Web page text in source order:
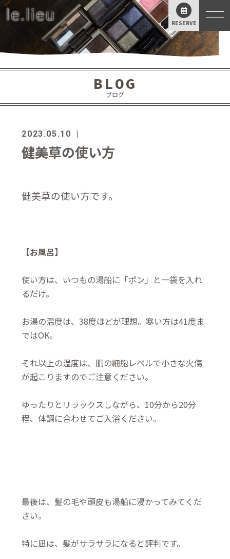
RESERVE
BLOG
ブログ
2023.05.10
健美草の使い方
健美草の使い方です。
【お風呂】
使い方は、いつもの湯船に「ポン」と一袋を入れ
るだけ。
お湯の温度は、38度ほどが理想。寒い方は41度ま
ではOK。
それ以上の温度は、肌の細胞レベルで小さな火傷
が起こりますのでご注意ください。
ゆったりとリラックスしながら、10分から20分
程、体調に合わせてご入浴ください。
最後は、髪の毛や頭皮も湯船に浸かってみてくだ
さい。
特に凪は、髪がサラサラになると評判です。